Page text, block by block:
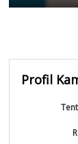
Profil